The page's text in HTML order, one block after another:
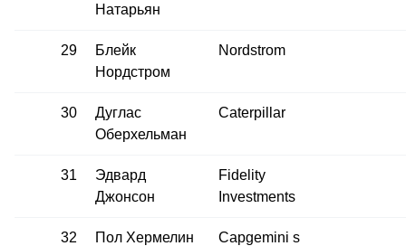
Натарьян
29
Блейк
Нордстром
Nordstrom
30
Дуглас
Оберхельман
Caterpillar
31
Эдвард
Джонсон
Fidelity
Investments
32 Пол Хермелин Capgemini s